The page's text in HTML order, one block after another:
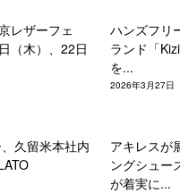
レザーフェ
（木）、22日
ハンズフリ
ランド「
を...
2026年3月27日
久留米本社内
アキレスが
ングシュー
が着実に...